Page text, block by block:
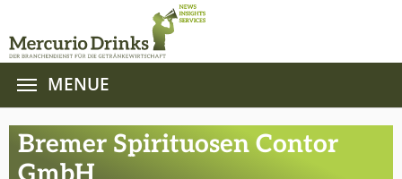
MENUE
Bremer Spirituosen Contor